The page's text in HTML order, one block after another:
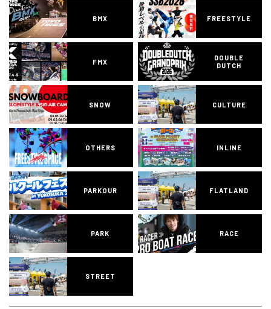
BMX FREESTYLE
FMX
DOUBLE
DUTCH
SNOW CULTURE
OTHERS INLINE
PARKOUR FLATLAND
PARK RACE
STREET